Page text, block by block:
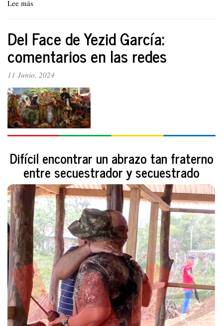
Lee más
años
bajo
fuego
Del Face de Yezid García:
comentarios en las redes
11 Junio, 2024
Difícil encontrar un abrazo tan fraterno
entre secuestrador y secuestrado